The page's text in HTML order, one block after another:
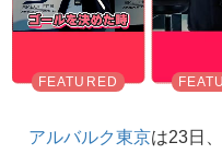
アルバルク東京は23日、